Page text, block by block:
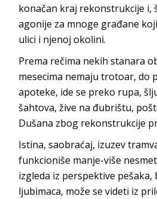
konačan kraj rekonstrukcije i,
agonije za mnoge građane
ulici i njenoj okolini.
Prema rečima nekih stanara
mesecima nemaju trotoar, do
apoteke, ide se preko rupa,
šahtova, žive na đubrištu,
Dušana zbog rekonstrukcije
Istina, saobraćaj, izuzev
funkcioniše manje-više
izgleda iz perspektive pešaka,
ljubimaca, može se videti iz